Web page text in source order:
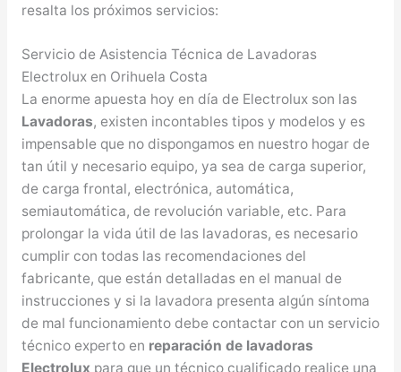
resalta los próximos servicios:
Servicio de Asistencia Técnica de Lavadoras
Electrolux en Orihuela Costa
La enorme apuesta hoy en día de Electrolux son las
Lavadoras, existen incontables tipos y modelos y es
impensable que no dispongamos en nuestro hogar de
tan útil y necesario equipo, ya sea de carga superior,
de carga frontal, electrónica, automática,
semiautomática, de revolución variable, etc. Para
prolongar la vida útil de las lavadoras, es necesario
cumplir con todas las recomendaciones del
fabricante, que están detalladas en el manual de
instrucciones y si la lavadora presenta algún síntoma
de mal funcionamiento debe contactar con un servicio
técnico experto en reparación de lavadoras
Electrolux para que un técnico cualificado realice una